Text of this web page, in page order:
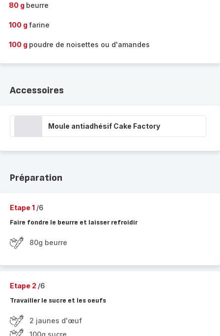
80 g beurre
100 g farine
100 g poudre de noisettes ou d'amandes
Accessoires
Moule antiadhésif Cake Factory
Préparation
Etape 1 /6
Faire fondre le beurre et laisser refroidir
80g beurre
Etape 2 /6
Travailler le sucre et les oeufs
2 jaunes d'œuf
100g sucre